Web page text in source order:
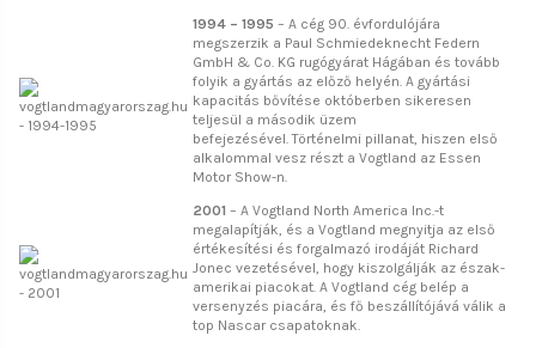
1994 – 1995 – A cég 90. évfordulójára
megszerzik a Paul Schmiedeknecht Federn
GmbH & Co. KG rugógyárat Hágában és tovább
folyik a gyártás az előző helyén. A gyártási
kapacitás bővítése októberben sikeresen
teljesül a második üzem
befejezésével.Történelmi pillanat, hiszen első
alkalommal vesz részt a Vogtland az Essen
Motor Show-n.
2001 – A Vogtland North America Inc.-t
megalapítják, és a Vogtland megnyitja az első
értékesítési és forgalmazó irodáját Richard
Jonec vezetésével, hogy kiszolgálják az észak-
amerikai piacokat. A Vogtland cég belép a
versenyzés piacára, és fő beszállítójává válik a
top Nascar csapatoknak.